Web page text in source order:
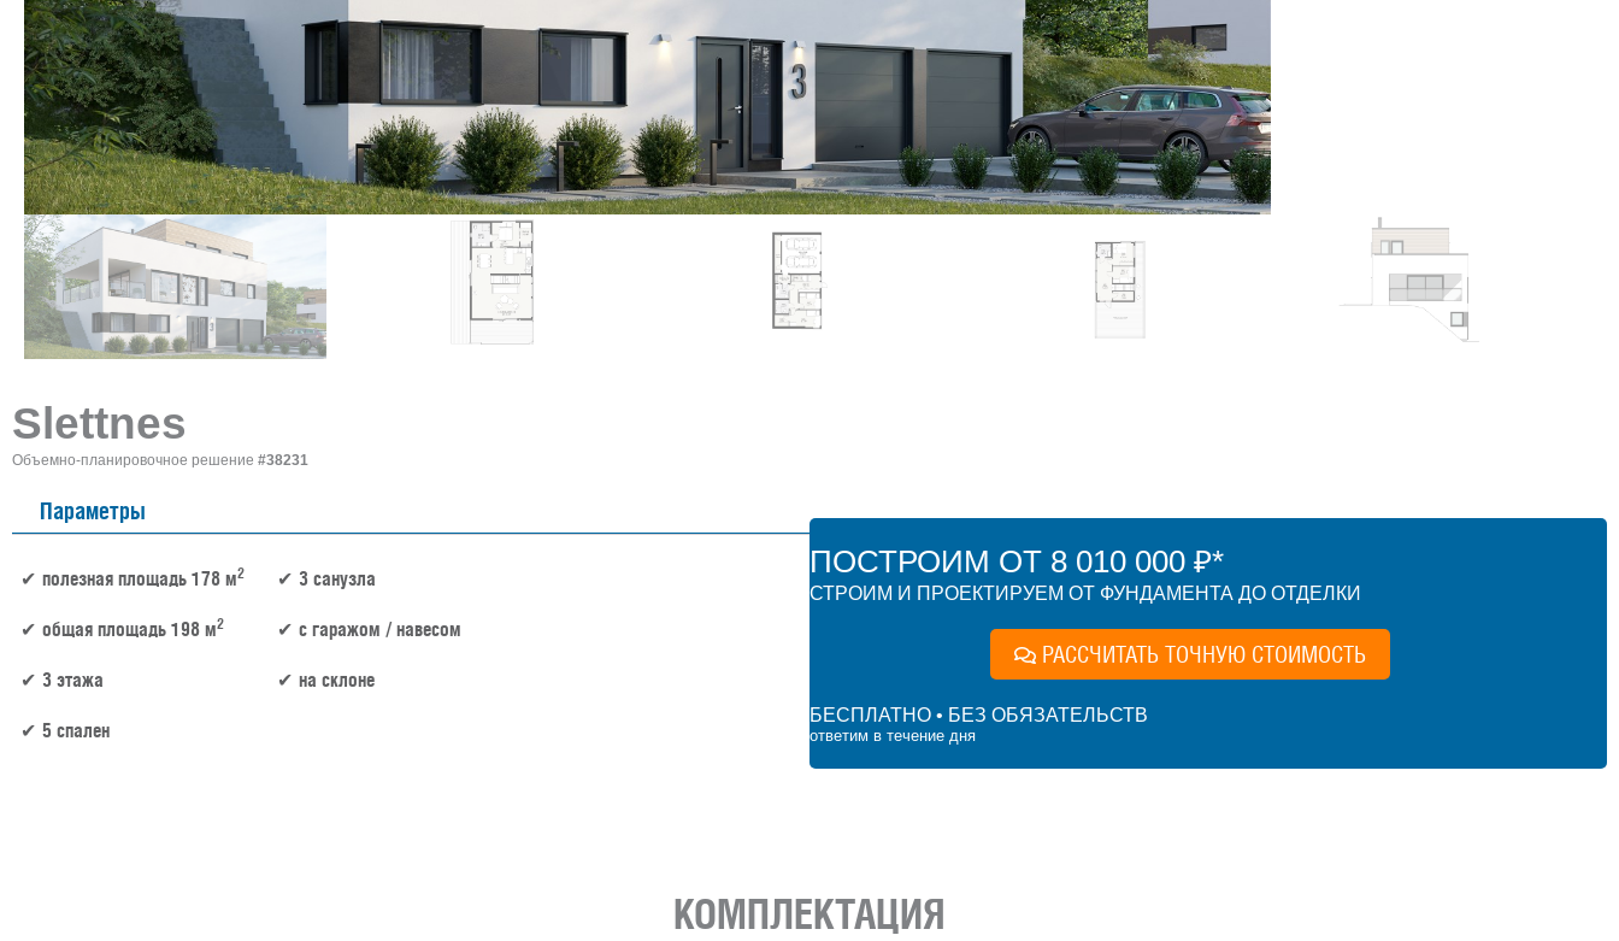
Slettnes
Объемно-планировочное решение #38231
Параметры
полезная площадь 178 м2
общая площадь 198 м2
3 этажа
5 спален
3 санузла
c гаражом / навесом
на склоне
ПОСТРОИМ ОТ 8 010 000 ₽*
СТРОИМ И ПРОЕКТИРУЕМ ОТ ФУНДАМЕНТА ДО ОТДЕЛКИ
РАССЧИТАТЬ ТОЧНУЮ СТОИМОСТЬ
БЕСПЛАТНО • БЕЗ ОБЯЗАТЕЛЬСТВ
ответим в течение дня
КОМПЛЕКТАЦИЯ